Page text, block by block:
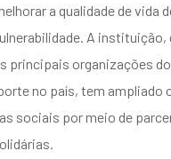
a qualidade de vida
A instituição,
principais organizações
no país, tem ampliado
sociais por meio de